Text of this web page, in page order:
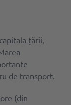
țării,
de transport.
(din